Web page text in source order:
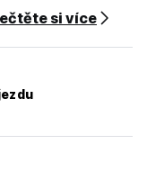
jsou smíchány pro
nebo
bazénu.
si více